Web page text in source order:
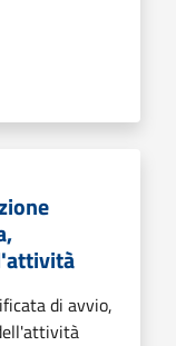
di avvio,